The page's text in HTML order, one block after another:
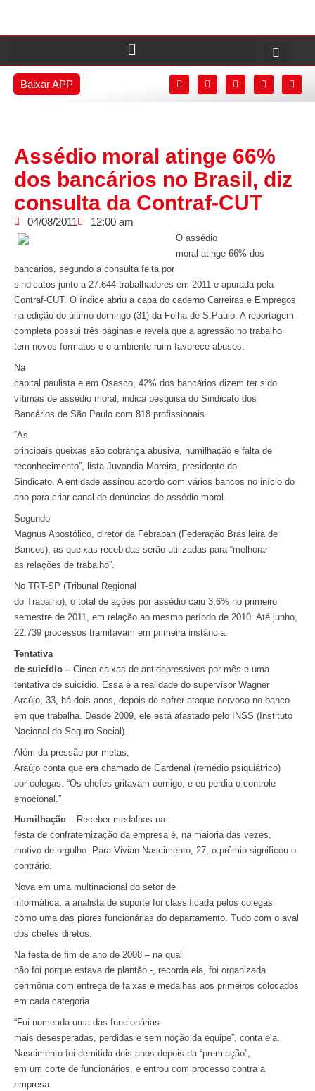
Baixar APP
Assédio moral atinge 66%
dos bancários no Brasil, diz
consulta da Contraf-CUT
04/08/2011 12:00 am
O assédio
moral atinge 66% dos
bancários, segundo a consulta feita por
sindicatos junto a 27.644 trabalhadores em 2011 e apurada pela
Contraf-CUT. O índice abriu a capa do caderno Carreiras e Empregos
na edição do último domingo (31) da Folha de S.Paulo. A reportagem
completa possui três páginas e revela que a agressão no trabalho
tem novos formatos e o ambiente ruim favorece abusos.
Na
capital paulista e em Osasco, 42% dos bancários dizem ter sido
vítimas de assédio moral, indica pesquisa do Sindicato dos
Bancários de São Paulo com 818 profissionais.
“As
principais queixas são cobrança abusiva, humilhação e falta de
reconhecimento”, lista Juvandia Moreira, presidente do
Sindicato. A entidade assinou acordo com vários bancos no início do
ano para criar canal de denúncias de assédio moral.
Segundo
Magnus Apostólico, diretor da Febraban (Federação Brasileira de
Bancos), as queixas recebidas serão utilizadas para “melhorar
as relações de trabalho”.
No TRT-SP (Tribunal Regional
do Trabalho), o total de ações por assédio caiu 3,6% no primeiro
semestre de 2011, em relação ao mesmo período de 2010. Até junho,
22.739 processos tramitavam em primeira instância.
Tentativa
de suicídio – Cinco caixas de antidepressivos por mês e uma
tentativa de suicídio. Essa é a realidade do supervisor Wagner
Araújo, 33, há dois anos, depois de sofrer ataque nervoso no banco
em que trabalha. Desde 2009, ele está afastado pelo INSS (Instituto
Nacional do Seguro Social).
Além da pressão por metas,
Araújo conta que era chamado de Gardenal (remédio psiquiátrico)
por colegas. “Os chefes gritavam comigo, e eu perdia o controle
emocional.”
Humilhação – Receber medalhas na
festa de confraternização da empresa é, na maioria das vezes,
motivo de orgulho. Para Vivian Nascimento, 27, o prêmio significou o
contrário.
Nova em uma multinacional do setor de
informática, a analista de suporte foi classificada pelos colegas
como uma das piores funcionárias do departamento. Tudo com o aval
dos chefes diretos.
Na festa de fim de ano de 2008 – na qual
não foi porque estava de plantão -, recorda ela, foi organizada
cerimônia com entrega de faixas e medalhas aos primeiros colocados
em cada categoria.
“Fui nomeada uma das funcionárias
mais desesperadas, perdidas e sem noção da equipe”, conta ela.
Nascimento foi demitida dois anos depois da “premiação”,
em um corte de funcionários, e entrou com processo contra a
empresa